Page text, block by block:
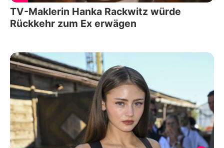
TV-Maklerin Hanka Rackwitz würde
Rückkehr zum Ex erwägen